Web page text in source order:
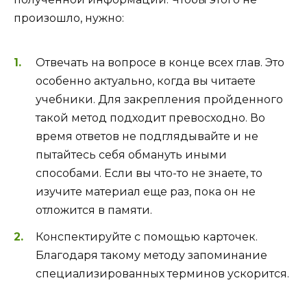
произошло, нужно:
Отвечать на вопросе в конце всех глав. Это
особенно актуально, когда вы читаете
учебники. Для закрепления пройденного
такой метод подходит превосходно. Во
время ответов не подглядывайте и не
пытайтесь себя обмануть иными
способами. Если вы что-то не знаете, то
изучите материал еще раз, пока он не
отложится в памяти.
Конспектируйте с помощью карточек.
Благодаря такому методу запоминание
специализированных терминов ускорится.